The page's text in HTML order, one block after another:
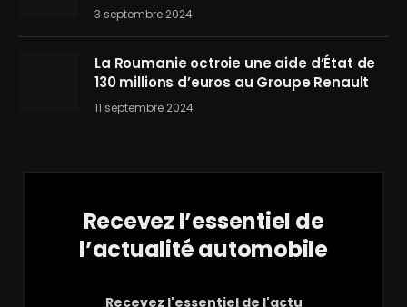
3 septembre 2024
La Roumanie octroie une aide d’État de
130 millions d’euros au Groupe Renault
11 septembre 2024
Recevez l’essentiel de
l’actualité automobile
Recevez l'essentiel de l'actu